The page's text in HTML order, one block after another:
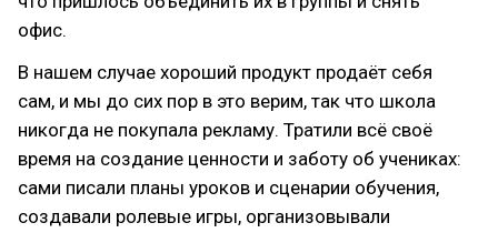
офис.
В нашем случае хороший продукт продаёт себя
сам, и мы до сих пор в это верим, так что школа
никогда не покупала рекламу. Тратили всё своё
время на создание ценности и заботу об учениках:
сами писали планы уроков и сценарии обучения,
создавали ролевые игры, организовывали